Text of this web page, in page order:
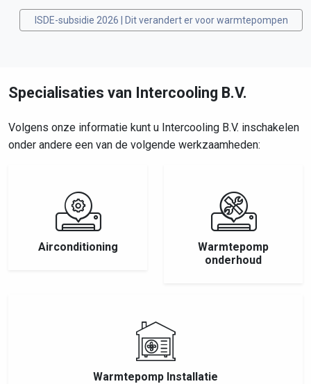
ISDE-subsidie 2026 | Dit verandert er voor warmtepompen
Specialisaties van Intercooling B.V.
Volgens onze informatie kunt u Intercooling B.V. inschakelen
onder andere een van de volgende werkzaamheden:
Airconditioning
Warmtepomp
onderhoud
Warmtepomp Installatie